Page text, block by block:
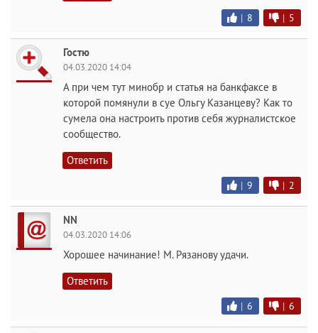
| 8 | 5
Гостю
04.03.2020 14:04
А при чем тут минобр и статья на банкфаксе в
которой помянули в суе Ольгу Казанцеву? Как то
сумела она настроить против себя журналистское
сообщество.
Ответить
| 9 | 2
NN
04.03.2020 14:06
Хорошее начинание! М. Рязанову удачи.
Ответить
| 6 | 6